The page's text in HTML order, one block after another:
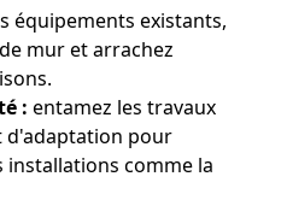
équipements existants,
mur et arrachez
: entamez les travaux
d'adaptation pour
installations comme la